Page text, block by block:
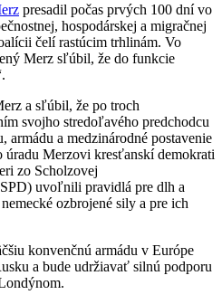
presadil počas prvých 100 dní vo
hospodárskej a migračnej
čelí rastúcim trhlinám. Vo
Merz sľúbil, že do funkcie
a sľúbil, že po troch
svojho stredoľavého predchodcu
a medzinárodné postavenie
úradu Merzovi kresťanskí demokrati
zo Scholzovej
uvoľnili pravidlá pre dlh a
ozbrojené sily a pre ich
konvenčnú armádu v Európe
a bude udržiavať silnú podporu